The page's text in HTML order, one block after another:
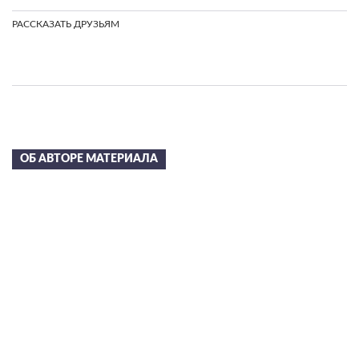
РАССКАЗАТЬ ДРУЗЬЯМ
ОБ АВТОРЕ МАТЕРИАЛА